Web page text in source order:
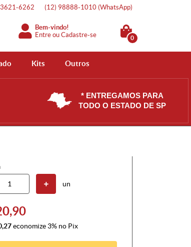
3621-6262 (12) 98888-1010 (WhatsApp)
Bem-vindo!
Entre ouCadastre-se 0
Kits Outros
* ENTREGAMOS PARA
TODO O ESTADO DE SP
un
economize 3% no Pix